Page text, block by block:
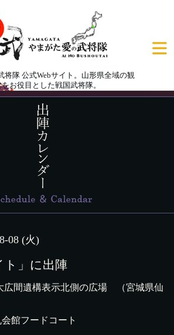
将隊 公式Webサイト。山形県全域の観
をお役目とした戦国武将隊。
08 (火)
ト」に出陣
間遺構表示北側の広場 （宮城県仙
館フードコート